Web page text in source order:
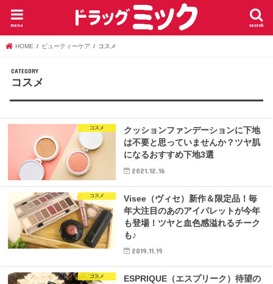
search
menu
HOME ビューティーケア コスメ
コスメ
コスメ
クッションファンデーションに下地
は不要と思っていませんか？ツヤ肌
になるおすすめ下地3選
2021.12.16
コスメ
Visee（ヴィセ）新作＆限定品！毎
年大注目のあのアイパレットが今年
も登場！ツヤと血色感溢れるチーク
も♪
2019.11.19
コスメ
ESPRIQUE（エスプリーク）待望の